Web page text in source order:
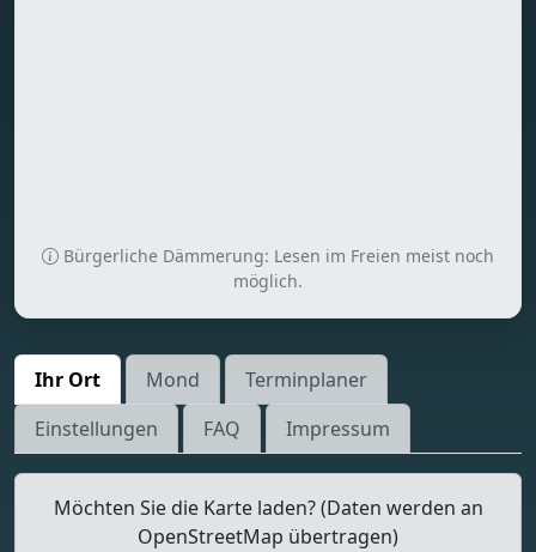
Bürgerliche Dämmerung: Lesen im Freien meist noch
möglich.
Ihr Ort Mond
Terminplaner
Einstellungen
FAQ Impressum
Möchten Sie die Karte laden? (Daten werden an
OpenStreetMap übertragen)